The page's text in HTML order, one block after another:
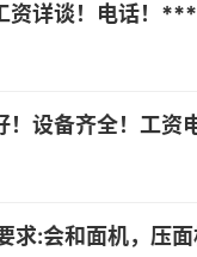
资详谈！电话！
设备齐全！工资
求:会和面机，压